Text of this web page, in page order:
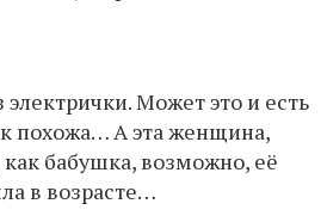
Может это и есть
похожа… А эта женщина,
бабушка, возможно, её
в возрасте…